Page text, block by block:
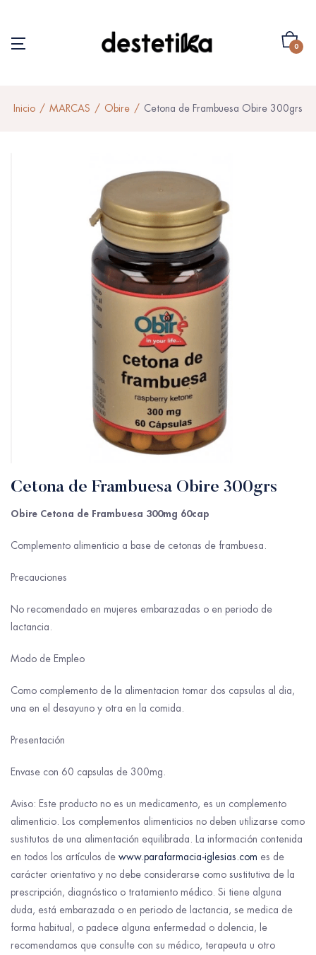
0
Inicio MARCAS Obire Cetona de Frambuesa Obire 300grs
Cetona de Frambuesa Obire 300grs
Obire Cetona de Frambuesa 300mg 60cap
Complemento alimenticio a base de cetonas de frambuesa.
Precauciones
No recomendado en mujeres embarazadas o en periodo de
lactancia.
Modo de Empleo
Como complemento de la alimentacion tomar dos capsulas al dia,
una en el desayuno y otra en la comida.
Presentación
Envase con 60 capsulas de 300mg.
Aviso: Este producto no es un medicamento, es un complemento
alimenticio. Los complementos alimenticios no deben utilizarse como
sustitutos de una alimentación equilibrada. La información contenida
en todos los artículos de www.parafarmacia-iglesias.com es de
carácter orientativo y no debe considerarse como sustitutiva de la
prescripción, diagnóstico o tratamiento médico. Si tiene alguna
duda, está embarazada o en periodo de lactancia, se medica de
forma habitual, o padece alguna enfermedad o dolencia, le
recomendamos que consulte con su médico, terapeuta u otro